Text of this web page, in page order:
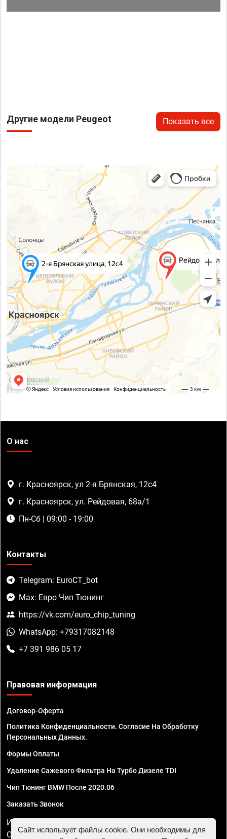
Другие модели Peugeot Показать все
О нас
г. Красноярск, ул 2-я Брянская, 12с4
г. Красноярск, ул. Рейдовая, 68а/1
Пн-Сб | 09:00 - 19:00
Контакты
Telegram: EuroCT_bot
Max: Евро Чип Тюнинг
https://vk.com/euro_chip_tuning
WhatsApp: +79317082148
+7 391 986 05 17
Правовая информация
Договор-Оферта
Политика Конфиденциальности. Согласие На Обработку
Персональных Данных.
Формы Оплаты
Удаление Сажевого Фильтра На Турбо Дизеле TDI
Чип Тюнинг BMW После 2020.06
Заказать Звонок
ИП Смирнов Георгий Павлович. ИНН 781302555843,
ОГРНИП 324470400032610
Сайт использует файлы cookie. Они необходимы для